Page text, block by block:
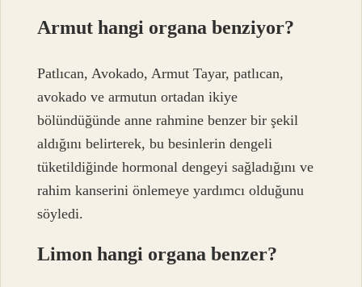
Armut hangi organa benziyor?
Patlıcan, Avokado, Armut Tayar, patlıcan,
avokado ve armutun ortadan ikiye
bölündüğünde anne rahmine benzer bir şekil
aldığını belirterek, bu besinlerin dengeli
tüketildiğinde hormonal dengeyi sağladığını ve
rahim kanserini önlemeye yardımcı olduğunu
söyledi.
Limon hangi organa benzer?